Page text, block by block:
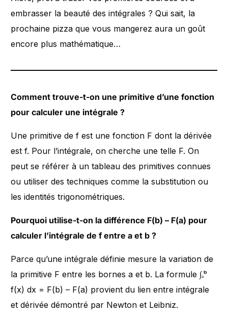
embrasser la beauté des intégrales ? Qui sait, la
prochaine pizza que vous mangerez aura un goût
encore plus mathématique…
Comment trouve-t-on une primitive d’une fonction
pour calculer une intégrale ?
Une primitive de f est une fonction F dont la dérivée
est f. Pour l’intégrale, on cherche une telle F. On
peut se référer à un tableau des primitives connues
ou utiliser des techniques comme la substitution ou
les identités trigonométriques.
Pourquoi utilise-t-on la différence F(b) – F(a) pour
calculer l’intégrale de f entre a et b ?
Parce qu’une intégrale définie mesure la variation de
la primitive F entre les bornes a et b. La formule ∫ₐᵇ
f(x) dx = F(b) – F(a) provient du lien entre intégrale
et dérivée démontré par Newton et Leibniz.